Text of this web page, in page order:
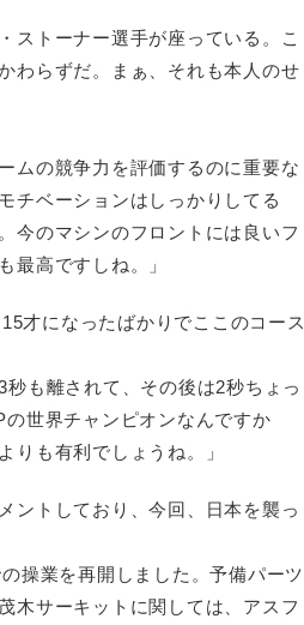
ストーナー選手が座っている。こ
わらずだ。まぁ、それも本人のせ
ムの競争力を評価するのに重要な
チベーションはしっかりしてる
今のマシンのフロントには良いフ
最高ですしね。」
才になったばかりでここのコース
も離されて、その後は2秒ちょっ
世界チャンピオンなんですか
りも有利でしょうね。」
ントしており、今回、日本を襲っ
操業を再開しました。予備パーツ
木サーキットに関しては、アスフ